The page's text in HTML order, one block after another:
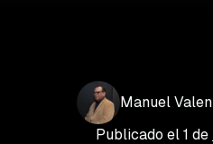
Manuel
Publicado el 1